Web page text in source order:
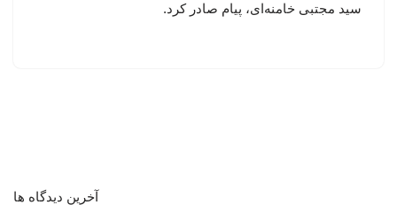
سید مجتبی خامنه‌ای، پیام صادر کرد.
آخرین دیدگاه ها